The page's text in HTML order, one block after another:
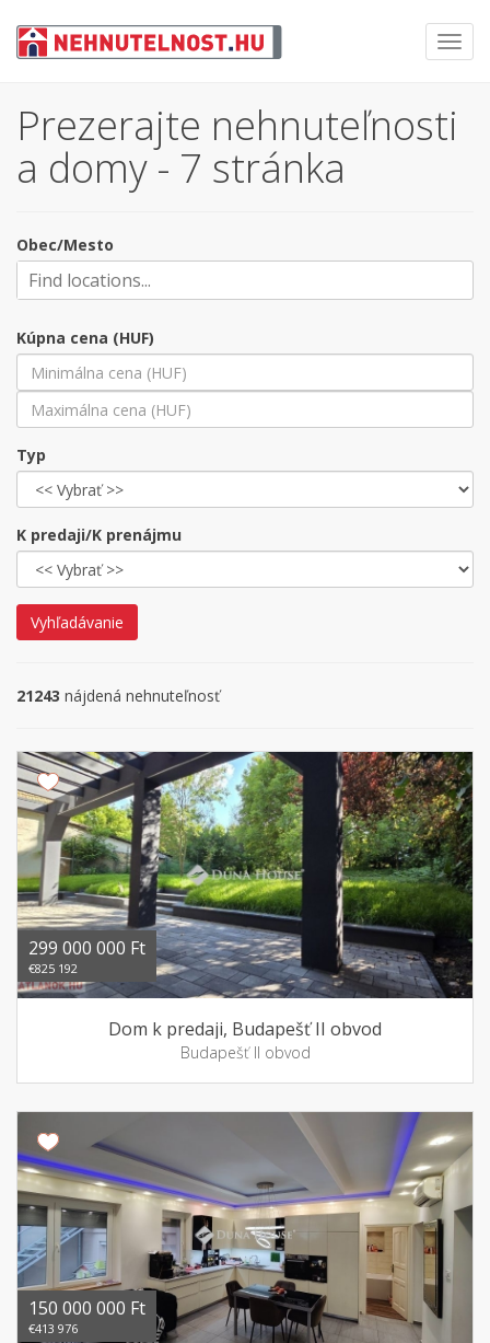
Prezerajte nehnuteľnosti
a domy - 7 stránka
Obec/Mesto
Kúpna cena (HUF)
Typ
K predaji/K prenájmu
Vyhľadávanie
21243 nájdená nehnuteľnosť
299 000 000 Ft
€825 192
Dom k predaji, Budapešť II obvod
Budapešť II obvod
150 000 000 Ft
€413 976